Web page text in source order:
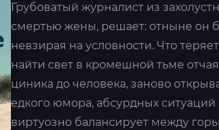
Грубоватый журналист из
смертью жены, решает: отныне он
невзирая на условности. Что
найти свет в кромешной тьме
циника до человека, заново
едкого юмора, абсурдных
виртуозно балансирует между